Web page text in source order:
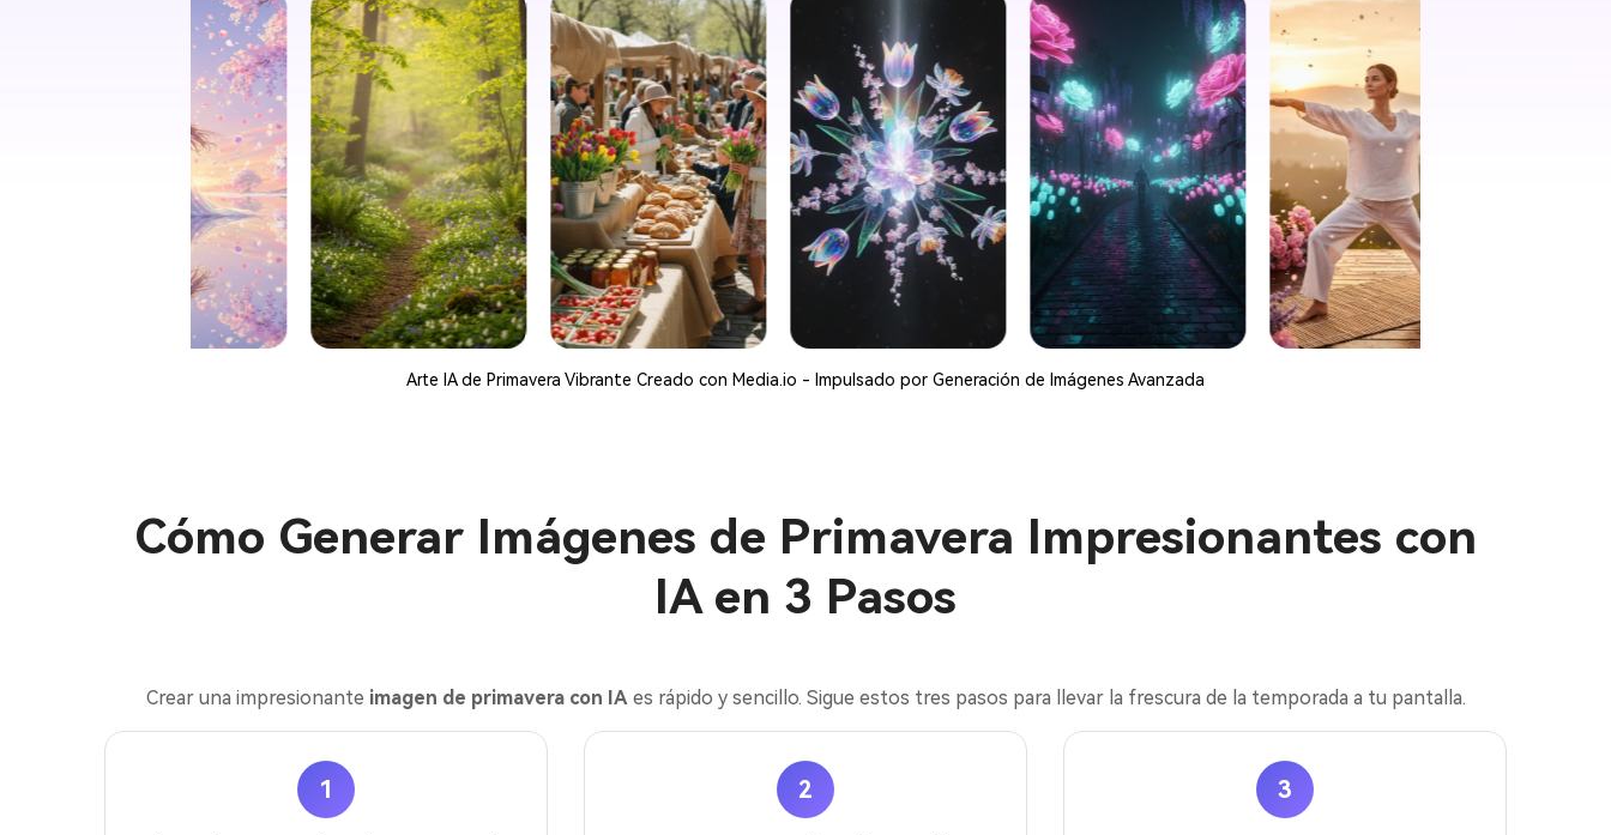
Arte IA de Primavera Vibrante Creado con Media.io - Impulsado por Generación de Imágenes Avanzada
Cómo Generar Imágenes de Primavera Impresionantes con
IA en 3 Pasos
Crear una impresionante imagen de primavera con IAes rápido y sencillo. Sigue estos tres pasos para llevar la frescura de la temporada a tu pantalla.
1 2 3